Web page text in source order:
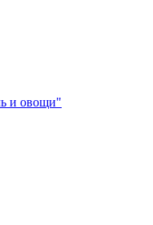
и овощи"